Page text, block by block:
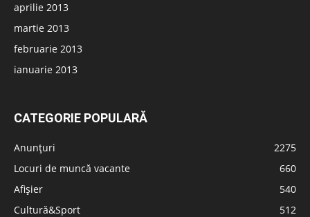
aprilie 2013
martie 2013
februarie 2013
ianuarie 2013
CATEGORIE POPULARĂ
Anunțuri
2275
Locuri de muncă vacante
660
Afișier
540
Cultură&Sport
512